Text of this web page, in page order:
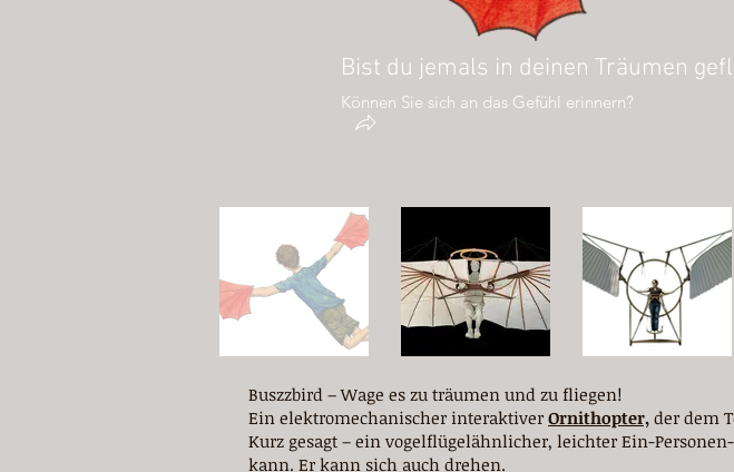
Bist du jemals in deinen Träumen
Können Sie sich an das Gefühl erinnern?
Buszzbird – Wage es zu träumen und zu fliegen!
Ein elektromechanischer interaktiver Ornithopter, der dem
Kurz gesagt – ein vogelflügelähnlicher, leichter Ein-
kann. Er kann sich auch drehen.